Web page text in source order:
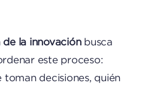
de la innovaciónbusca
este proceso:
toman decisiones, quién